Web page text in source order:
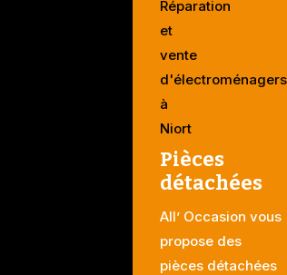
Pièces
détachées
All’ Occasion vous
propose des
pièces détachées